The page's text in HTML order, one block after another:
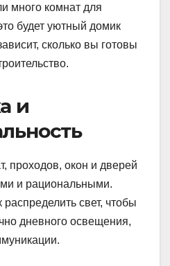
много комнат для
будет уютный домик
сколько вы готовы
и
проходов, окон и дверей
и рациональными.
свет, чтобы
дневного освещения,